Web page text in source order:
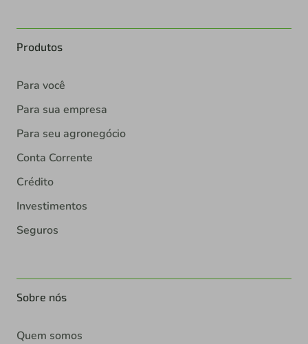
Produtos
Para você
Para sua empresa
Para seu agronegócio
Conta Corrente
Crédito
Investimentos
Seguros
Sobre nós
Quem somos